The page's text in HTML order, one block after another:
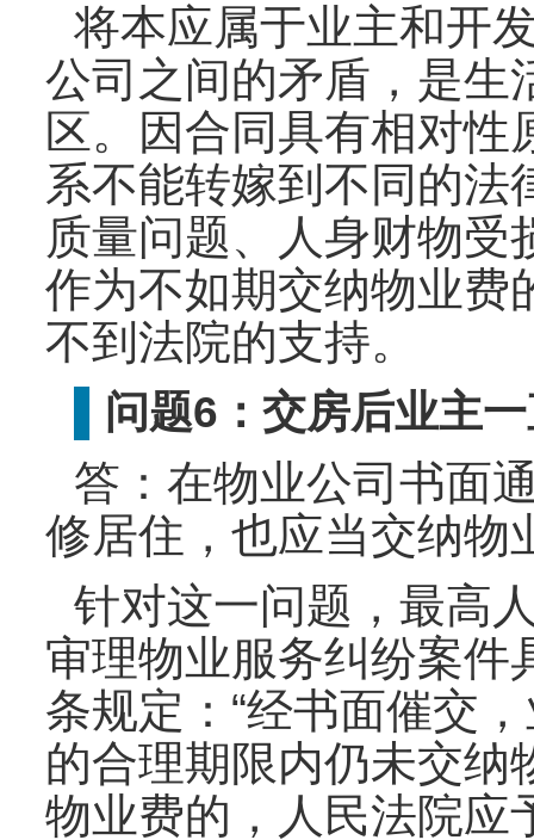
将本应属于业主和开
公司之间的矛盾，是生
区。因合同具有相对
系不能转嫁到不同的法
质量问题、人身财物
作为不如期交纳物业费
不到法院的支持。
问题6：交房后业主
答：在物业公司书面
修居住，也应当交纳物
针对这一问题，最高
审理物业服务纠纷案件
条规定：“经书面催交
的合理期限内仍未交纳
物业费的，人民法院应